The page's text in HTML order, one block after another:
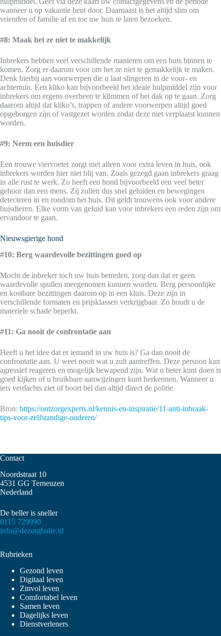
wanneer u op vakantie bent door. Daarnaast is het altijd slim om
vrienden of familie af en toe uw huis te laten bezoeken.
#8: Maak het ze niet te makkelijk
Inbrekers hebben veel verschillende manieren om een huis binnen te
komen. Zorg er daarom voor om het ze niet te gemakkelijk te maken.
Denk hierbij aan voorwerpen die u laat slingeren in de voor- en
achtertuin. Een kliko kan bijvoorbeeld het ideale hulpmiddel zijn voor
inbrekers om ergens overheen te klimmen of het dak op te gaan. Zorg
daarom altijd dat kliko’s, trappen of andere voorwerpen altijd goed
opgeborgen zijn of vastgezet worden zodat deze niet verplaatst kunnen
worden.
#9: Neem een huisdier
Een trouwe viervoeter zorgt niet alleen voor extra leven in huis, ook
inbrekers worden hier niet blij van. Zoals gezegd gaan inbrekers graag
in alle rust te werk. Zo heeft een hond bijvoorbeeld een veel beter
gehoor dan een mens. Zij zullen dus snel geluiden en bewegingen
detecteren in en rondom het huis. Dit geldt trouwens ook voor andere
huisdieren. Elke vorm van geluid kan voor inbrekers een reden zijn om
ervandoor te gaan.
Nieuwsgierige hond
#10: Berg waardevolle bezittingen goed op
Mocht de inbreker toch uw huis betreden, zorg dan dat er geen
waardevolle spullen meegenomen kunnen worden. Berg persoonlijke
en kostbare bezittingen daarom op in een kluis. Deze zijn in
verschillende formaten en prijsklassen verkrijgbaar. Zo houdt u de
materiele schade beperkt.
#11: Ga nooit de confrontatie aan
Heeft u het idee dat er iemand in uw huis is? Ga dan nooit de
confrontatie aan. U weet nooit wat u zult aantreffen. Deze persoon kan
agressief reageren en mogelijk bewapend zijn. Wat u beter kunt doen is
goed kijken of u bruikbare aanwijzingen kunt herkennen. Wanneer u
iets verdachts ziet of hoort bel dan altijd direct de politie.
Bron: https://ontzorgexperts.nl/kennis-en-inspiratie/11-anti-inbraak-
tips-voor-zelfstandige-ouderen/
Contact
Noordstraat 10
4531 GG Terneuzen
Nederland
De beller is sneller
0115 729990
info@dezorgbalie.nl
Rubrieken
Gezond leven
Digitaal leven
Zinvol leven
Comfortabel leven
Samen leven
Dagelijks leven
Dienstverleners